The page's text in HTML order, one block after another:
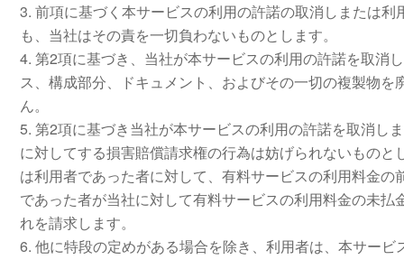
3. 前項に基づく本サービスの利用の許諾の取消しまたは
も、当社はその責を一切負わないものとします。
4. 第2項に基づき、当社が本サービスの利用の許諾を取消
ス、構成部分、ドキュメント、およびその一切の複製物
ん。
5. 第2項に基づき当社が本サービスの利用の許諾を取消し
に対してする損害賠償請求権の行為は妨げられないもの
は利用者であった者に対して、有料サービスの利用料金
であった者が当社に対して有料サービスの利用料金の未
れを請求します。
6. 他に特段の定めがある場合を除き、利用者は、本サー